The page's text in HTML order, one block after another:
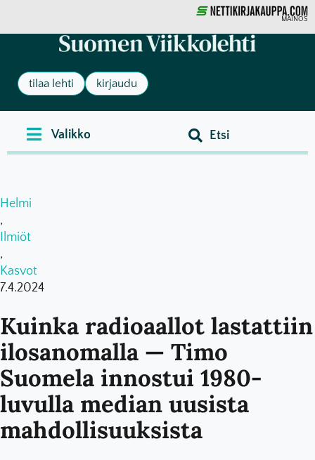
MAINOS
tilaa lehti kirjaudu
Helmi
,
Ilmiöt
,
Kasvot
7.4.2024
Kuinka radioaallot lastattiin
ilosanomalla — Timo
Suomela innostui 1980-
luvulla median uusista
mahdollisuuksista